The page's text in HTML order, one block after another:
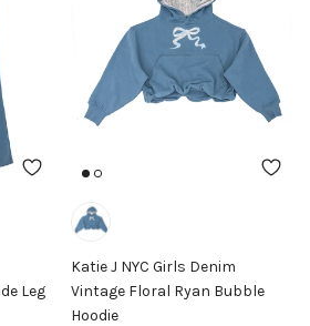
Leg
Katie J NYC Girls Denim
Vintage Floral Ryan Bubble
Hoodie